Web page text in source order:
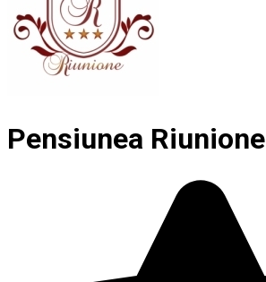
Pensiunea Riunione